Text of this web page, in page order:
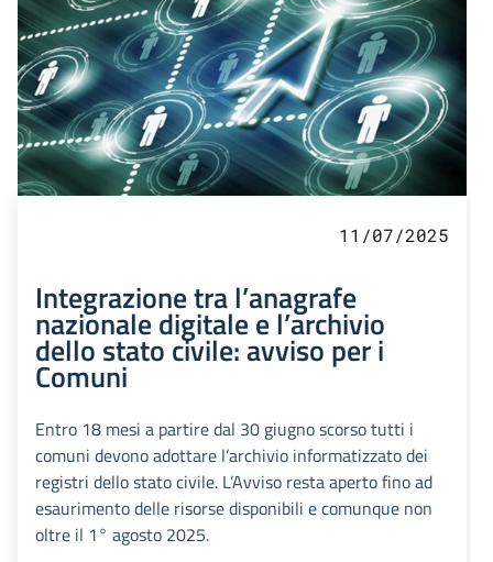
11/07/2025
Integrazione tra l’anagrafe
nazionale digitale e l’archivio
dello stato civile: avviso per i
Comuni
Entro 18 mesi a partire dal 30 giugno scorso tutti i
comuni devono adottare l’archivio informatizzato dei
registri dello stato civile. L’Avviso resta aperto fino ad
esaurimento delle risorse disponibili e comunque non
oltre il 1° agosto 2025.